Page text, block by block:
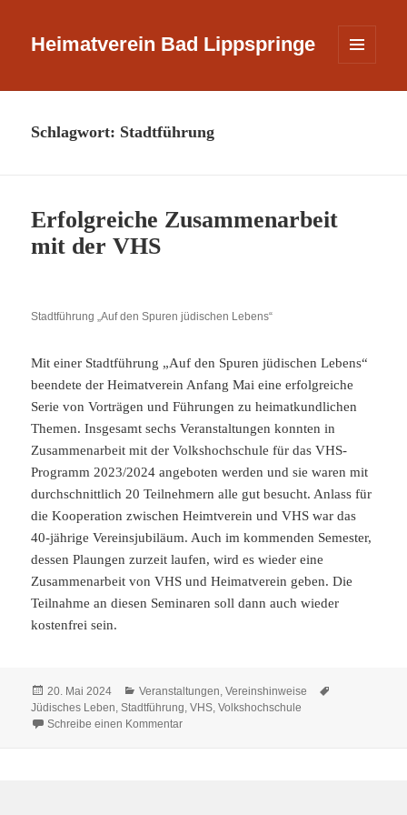
Heimatverein Bad Lippspringe
WIDGETS
Schlagwort: Stadtführung
Erfolgreiche Zusammenarbeit
mit der VHS
Stadtführung „Auf den Spuren jüdischen Lebens“
Mit einer Stadtführung „Auf den Spuren jüdischen Lebens“
beendete der Heimatverein Anfang Mai eine erfolgreiche
Serie von Vorträgen und Führungen zu heimatkundlichen
Themen. Insgesamt sechs Veranstaltungen konnten in
Zusammenarbeit mit der Volkshochschule für das VHS-
Programm 2023/2024 angeboten werden und sie waren mit
durchschnittlich 20 Teilnehmern alle gut besucht. Anlass für
die Kooperation zwischen Heimtverein und VHS war das
40-jährige Vereinsjubiläum. Auch im kommenden Semester,
dessen Plaungen zurzeit laufen, wird es wieder eine
Zusammenarbeit von VHS und Heimatverein geben. Die
Teilnahme an diesen Seminaren soll dann auch wieder
kostenfrei sein.
Veröffentlicht
am
20. Mai 2024 Kategorien
Veranstaltungen,Vereinshinweise
Jüdisches Leben,Stadtführung,VHS,Volkshochschule
Schreibe einen Kommentarzu Erfolgreiche Zusammenarbeit mit der VHS